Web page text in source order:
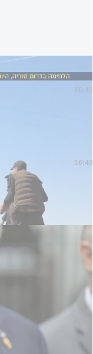
16:42
רבש״צ מעוז צבי,
אתמול: "אנחנו
להגן על הארץ
16:40
היועץ לביטחון
"לסינוואר היה
(אואן אלתרמן)